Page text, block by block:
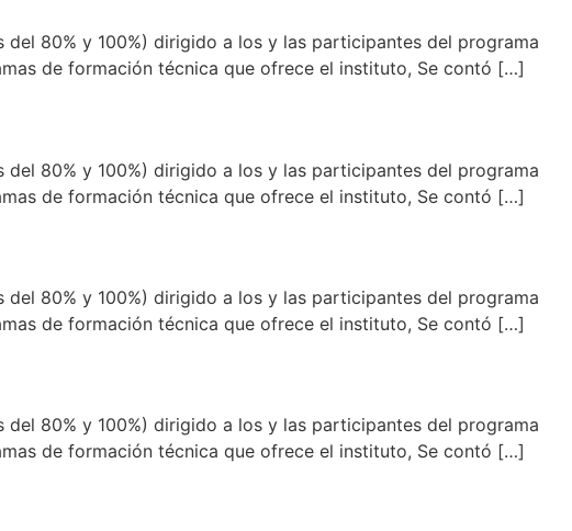
80% y 100%) dirigido a los y las participantes del programa
de formación técnica que ofrece el instituto, Se contó […]
80% y 100%) dirigido a los y las participantes del programa
de formación técnica que ofrece el instituto, Se contó […]
80% y 100%) dirigido a los y las participantes del programa
de formación técnica que ofrece el instituto, Se contó […]
80% y 100%) dirigido a los y las participantes del programa
de formación técnica que ofrece el instituto, Se contó […]